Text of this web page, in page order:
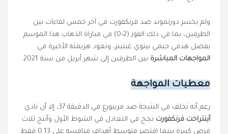
ولم يخسر دورتموند ضد فرنكفورت في آخر خمس لقاءات بين
الطرفين، بما في ذلك الفوز (2-0) في مباراة الذهاب هذا الموسم
بفضل هدفي جيمي بينوي غيتينز، وتعود هزيمته الأخيرة في
المواجهات المباشرة بين الطرفين إلى شهر أبريل من سنة 2021.
معطيات المواجهة
رغم أنه تخلف في النتيجة ضد فريبورغ في الدقيقة 37، إلا أن نادي
آينتراخت فرنكفورت نجح في التعادل في الشوط الأول وأنتج ثلاث
فرص كبيرة بينما اقتصر متوسط ​​أهداف منافسه على 0.13 فقط